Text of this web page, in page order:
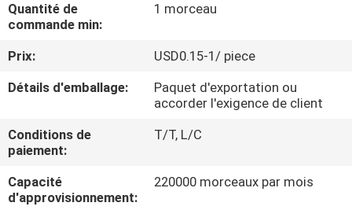
VISITE
DE
QUALITÉ
Quantité de
commande min:
1 morceau
Prix:
USD0.15-1/ piece
Détails d'emballage:
Paquet d'exportation ou
accorder l'exigence de client
Conditions de
paiement:
T/T, L/C
Capacité
d'approvisionnement:
220000 morceaux par mois